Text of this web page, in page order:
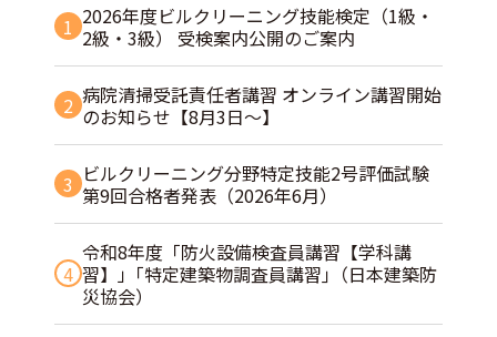
1 2026年度ビルクリーニング技能検定（1級・
2級・3級） 受検案内公開のご案内
2 病院清掃受託責任者講習 オンライン講習開始
のお知らせ【8月3日～】
3 ビルクリーニング分野特定技能2号評価試験
第9回合格者発表（2026年6月）
4
令和8年度「防火設備検査員講習【学科講
習】」｢特定建築物調査員講習｣（日本建築防
災協会）